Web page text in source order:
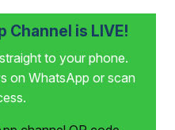
Channel is LIVE!
to your phone.
on WhatsApp or scan